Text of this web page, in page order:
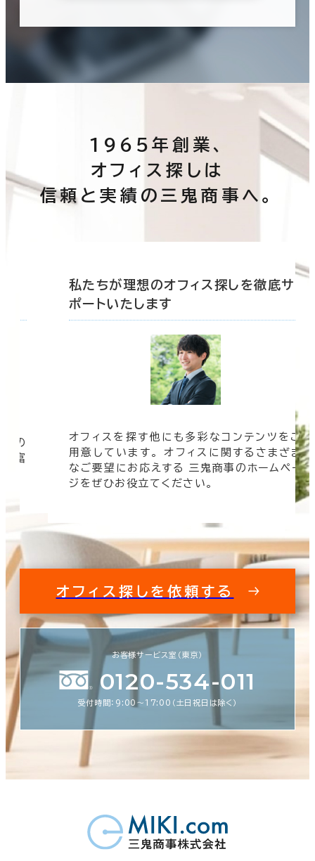
1965年創業、
オフィス探しは
信頼と実績の三鬼商事へ。
の
豊富
私たちが理想のオフィス探しを徹底サ
ポートいたします
オフィスを探す他にも多彩なコンテンツをご
用意しています。 オフィスに関するさまざま
なご要望にお応えする 三鬼商事のホームペー
ジをぜひお役立てください。
オフィス探しを依頼する
お客様サービス室（東京）
0120-534-011
受付時間：9:00〜17:00（土日祝日は除く）